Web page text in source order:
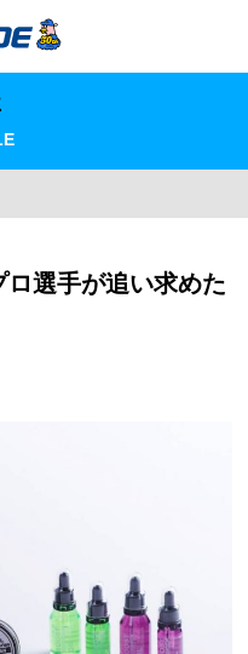
ロ選手が追い求めた